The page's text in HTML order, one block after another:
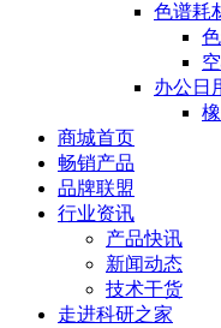
色谱耗
办公日
商城首页
畅销产品
品牌联盟
行业资讯
产品快讯
新闻动态
技术干货
走进科研之家